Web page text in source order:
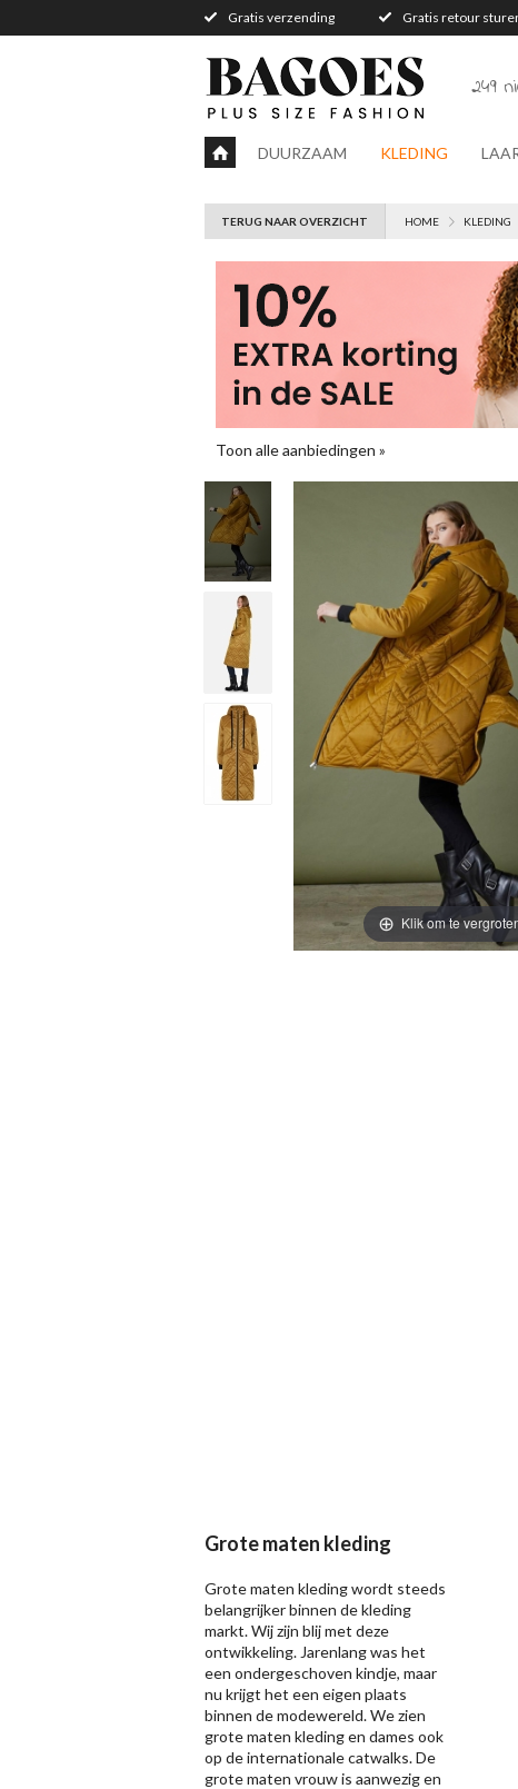
Gratis verzending Gratis retour
249
DUURZAAM KLEDING
TERUG NAAR OVERZICHT HOME KLEDING
Toon alle aanbiedingen »
Klik om te
Grote maten kleding
Grote maten kleding wordt steeds
belangrijker binnen de kleding
markt. Wij zijn blij met deze
ontwikkeling. Jarenlang was het
een ondergeschoven kindje, maar
nu krijgt het een eigen plaats
binnen de modewereld. We zien
grote maten kleding en dames ook
op de internationale catwalks. De
grote maten vrouw is aanwezig en